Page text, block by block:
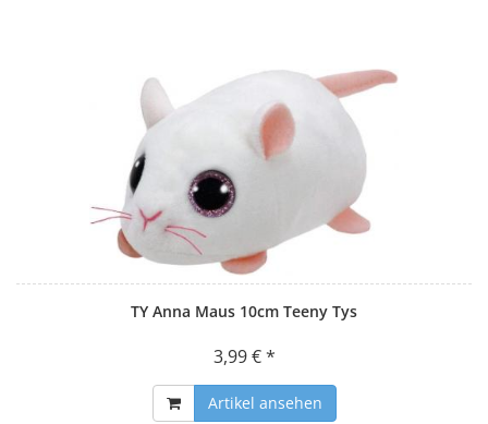
TY Anna Maus 10cm Teeny Tys
3,99 € *
Artikel ansehen